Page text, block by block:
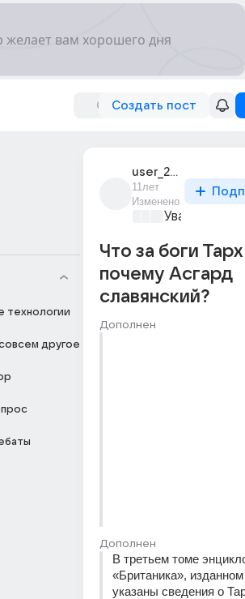
Создать пост
технологии
другое
user_29564765
11лет
Изменено
Уважаемый
Что за боги
почему Асгард
славянский?
Дополнен
Дополнен
В третьем томе
«Британика», изданном
указаны сведения о